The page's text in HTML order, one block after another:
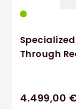
Through
4.499,00